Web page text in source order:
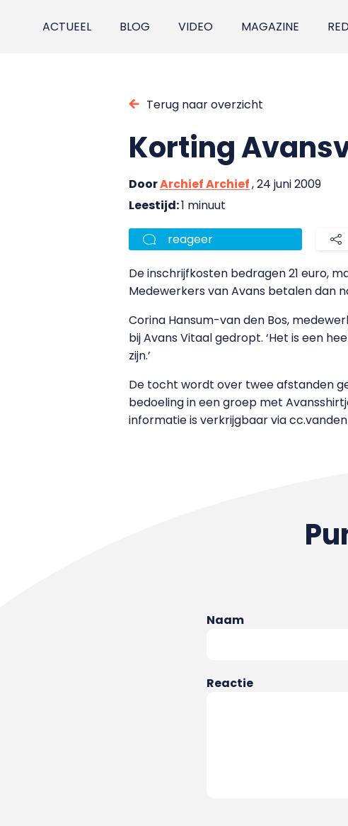
ACTUEEL BLOG VIDEO MAGAZINE
Terug naar overzicht
Korting
DoorArchief Archief, 24 juni 2009
Leestijd:1 minuut
reageer
De inschrijfkosten bedragen 21 euro,
Medewerkers van Avans betalen dan
Corina Hansum-van den Bos,
bij Avans Vitaal gedropt. ‘Het is een
zijn.’
De tocht wordt over twee afstanden
bedoeling in een groep met
informatie is verkrijgbaar via
Naam
Reactie